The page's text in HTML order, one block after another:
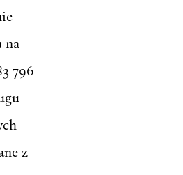
na
796
z